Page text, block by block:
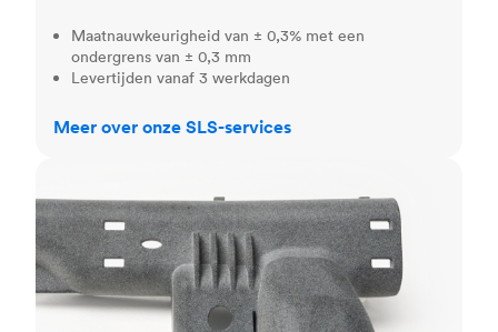
Maatnauwkeurigheid van ± 0,3% met een
ondergrens van ± 0,3 mm
Levertijden vanaf 3 werkdagen
Meer over onze SLS-services